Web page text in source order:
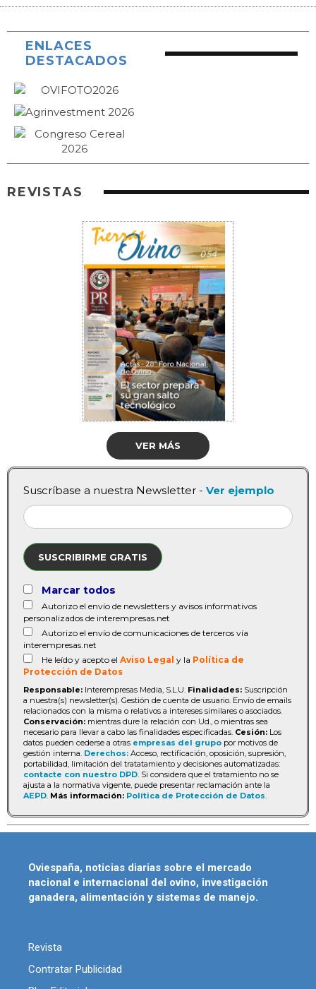
ENLACES
DESTACADOS
REVISTAS
VER MÁS
Suscríbase a nuestra Newsletter - Ver ejemplo
SUSCRIBIRME GRATIS
Marcar todos
Autorizo el envío de newsletters y avisos informativos
personalizados de interempresas.net
Autorizo el envío de comunicaciones de terceros vía
interempresas.net
He leído y acepto el Aviso Legal y la Política de
Protección de Datos
Responsable: Interempresas Media, S.L.U. Finalidades: Suscripción
a nuestra(s) newsletter(s). Gestión de cuenta de usuario. Envío de emails
relacionados con la misma o relativos a intereses similares o asociados.
Conservación: mientras dure la relación con Ud., o mientras sea
necesario para llevar a cabo las finalidades especificadas. Cesión: Los
datos pueden cederse a otras empresas del grupo por motivos de
gestión interna. Derechos: Acceso, rectificación, oposición, supresión,
portabilidad, limitación del tratatamiento y decisiones automatizadas:
contacte con nuestro DPD . Si considera que el tratamiento no se
ajusta a la normativa vigente, puede presentar reclamación ante la
AEPD Más información: Política de Protección de Datos
Oviespaña, noticias diarias sobre el mercado
nacional e internacional del ovino, investigación
ganadera, alimentación y sistemas de manejo.
Revista
Contratar Publicidad